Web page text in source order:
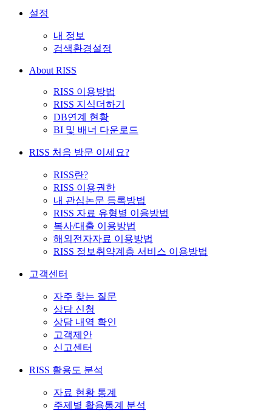
설정
내 정보
검색환경설정
About RISS
RISS 이용방법
RISS 지식더하기
DB연계 현황
BI 및 배너 다운로드
RISS 처음 방문 이세요?
RISS란?
RISS 이용권한
내 관심논문 등록방법
RISS 자료 유형별 이용방법
복사/대출 이용방법
해외전자자료 이용방법
RISS 정보취약계층 서비스 이용방법
고객센터
자주 찾는 질문
상담 신청
상담 내역 확인
고객제안
신고센터
RISS 활용도 분석
자료 현황 통계
주제별 활용통계 분석